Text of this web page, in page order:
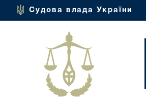
Судова влада України